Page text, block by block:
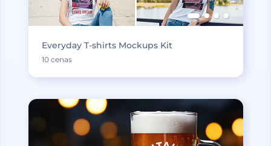
Everyday T-shirts Mockups Kit
10 cenas